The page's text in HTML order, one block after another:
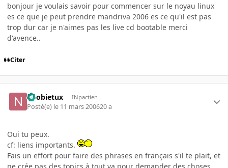
bonjour je voulais savoir pour commencer sur le noyau linux
es ce que je peut prendre mandriva 2006 es ce qu'il est pas
trop dur car je n'aimes pas les live cd bootable merci
d'avence..
Citer
noobietux INpactien
Posté(e) le 11 mars 200620 a
Oui tu peux.
cf: liens importants.
Fais un effort pour faire des phrases en français s'il te plait, et
ne crée pas des topics à tout va pour demander des choses